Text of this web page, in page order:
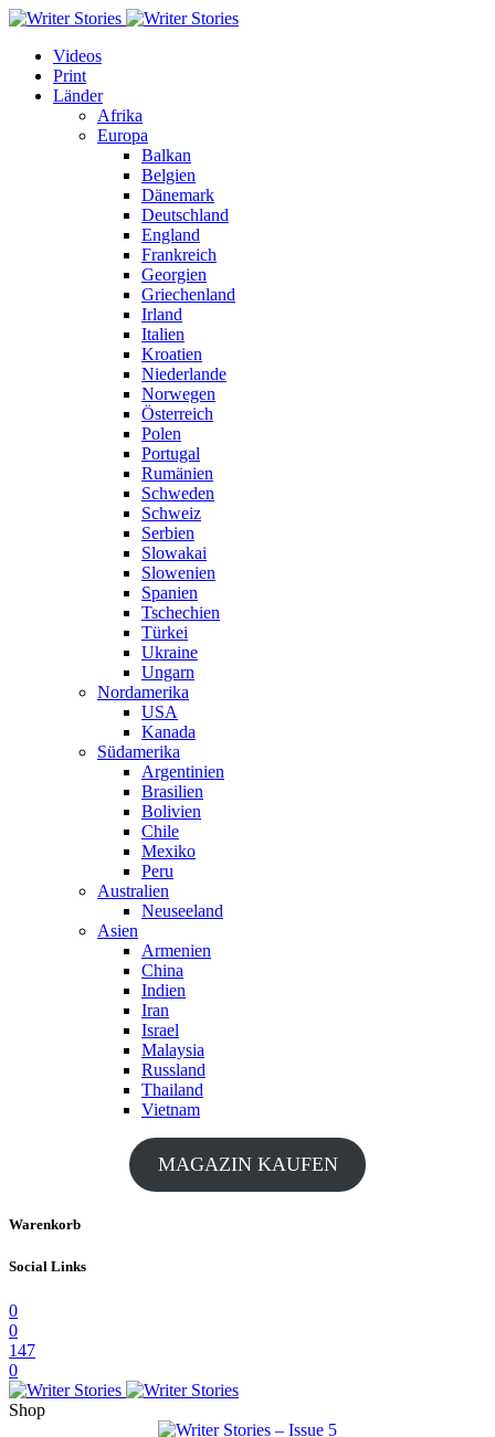
Videos
Print
Länder
Afrika
Europa
Balkan
Belgien
Dänemark
Deutschland
England
Frankreich
Georgien
Griechenland
Irland
Italien
Kroatien
Niederlande
Norwegen
Österreich
Polen
Portugal
Rumänien
Schweden
Schweiz
Serbien
Slowakai
Slowenien
Spanien
Tschechien
Türkei
Ukraine
Ungarn
Nordamerika
USA
Kanada
Südamerika
Argentinien
Brasilien
Bolivien
Chile
Mexiko
Peru
Australien
Neuseeland
Asien
Armenien
China
Indien
Iran
Israel
Malaysia
Russland
Thailand
Vietnam
MAGAZIN KAUFEN
Warenkorb
Social Links
0
0
147
0
Shop